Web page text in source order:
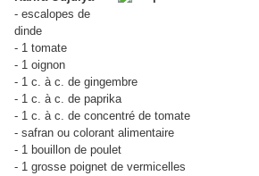
- escalopes de
dinde
- 1 tomate
- 1 oignon
- 1 c. à c. de gingembre
- 1 c. à c. de paprika
- 1 c. à c. de concentré de tomate
- safran ou colorant alimentaire
- 1 bouillon de poulet
- 1 grosse poignet de vermicelles